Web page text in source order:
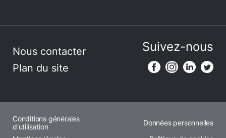
Nous contacter
Plan du site
Suivez-nous
Conditions générales
d'utilisation
Données personnelles